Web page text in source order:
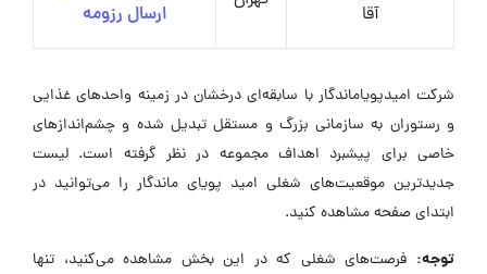
آقا
ارسال رزومه
شرکت امیدپویاماندگار با سابقه‌ای درخشان در زمینه واحدهای غذایی
و رستوران به سازمانی بزرگ و مستقل تبدیل شده و چشم‌اندازهای
خاصی برای پیشبرد اهداف مجموعه در نظر گرفته است. لیست
جدیدترین موقعیت‌های شغلی امید پویای ماندگار را می‌توانید در
ابتدای صفحه مشاهده کنید.
توجه: فرصت‌های شغلی که در این بخش مشاهده می‌کنید، تنها